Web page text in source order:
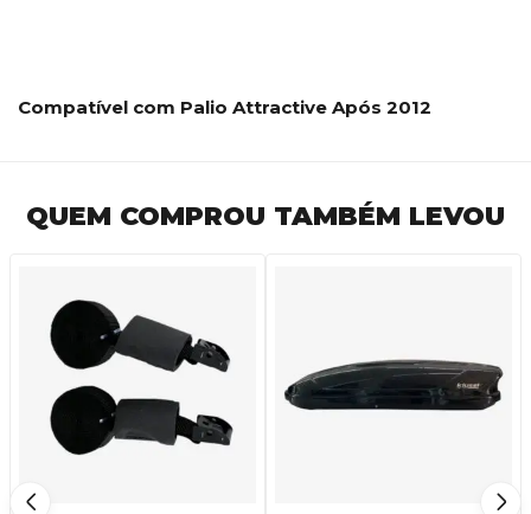
Compatível com Palio Attractive Após 2012
QUEM COMPROU TAMBÉM LEVOU